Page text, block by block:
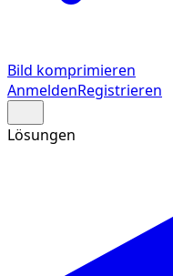
Bild komprimieren
AnmeldenRegistrieren
Lösungen